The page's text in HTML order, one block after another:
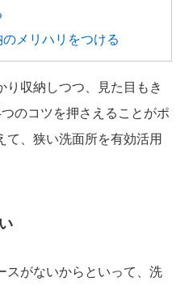
メリハリをつける
り収納しつつ、見た目もき
のコツを押さえることがポ
て、狭い洗面所を有効活用
スがないからといって、洗